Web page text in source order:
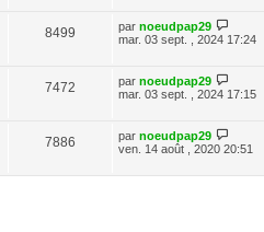
8499 par noeudpap29
mar. 03 sept. , 2024 17:24
7472 par noeudpap29
mar. 03 sept. , 2024 17:15
7886 par noeudpap29
ven. 14 août , 2020 20:51